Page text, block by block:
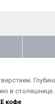
в
кофе